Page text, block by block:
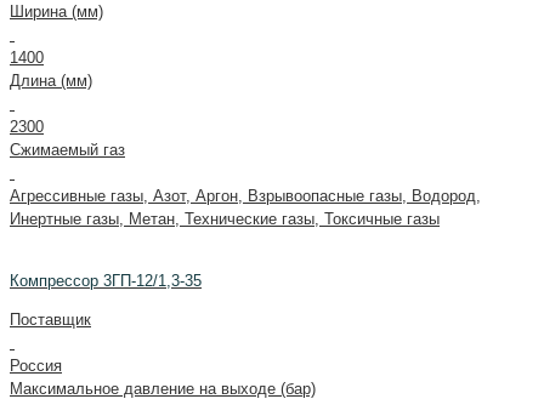
Ширина (мм)
1400
Длина (мм)
2300
Сжимаемый газ
Агрессивные газы, Азот, Аргон, Взрывоопасные газы, Водород,
Инертные газы, Метан, Технические газы, Токсичные газы
Компрессор 3ГП-12/1,3-35
Поставщик
Россия
Максимальное давление на выходе (бар)